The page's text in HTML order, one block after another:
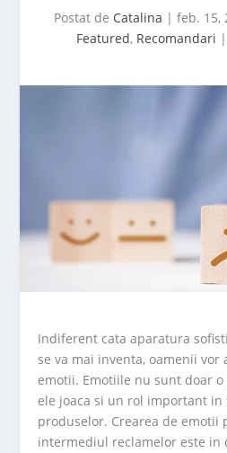
Postat de Catalina | feb. 15,
Featured, Recomandari |
Indiferent cata aparatura
se va mai inventa, oamenii vor
emotii. Emotiile nu sunt doar
ele joaca si un rol important in
produselor. Crearea de emotii
intermediul reclamelor este in